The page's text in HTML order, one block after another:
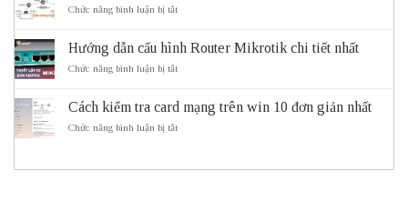
của
thống
thông
ITS
Mask
động
Chức năng bình luận bị tắtở
gì?
sử
dụng
Subnetting
Hướng dẫn cấu hình Router Mikrotik chi tiết nhất
Chức năng bình luận bị tắtở
cấu
Cách kiểm tra card mạng trên win 10 đơn giản nhất
Chức năng bình luận bị tắtở
tra